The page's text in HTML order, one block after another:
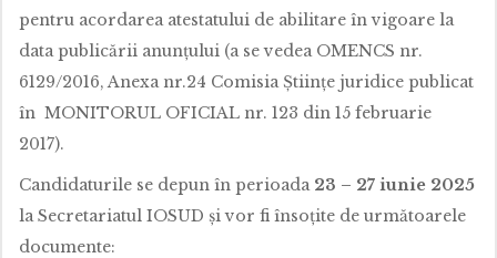
pentru acordarea atestatului de abilitare în vigoare la
data publicării anunțului (a se vedea OMENCS nr.
6129/2016, Anexa nr.24 Comisia Științe juridice publicat
în MONITORUL OFICIAL nr. 123 din 15 februarie
2017).
Candidaturile se depun în perioada 23 – 27 iunie 2025
la Secretariatul IOSUD și vor fi însoțite de următoarele
documente: